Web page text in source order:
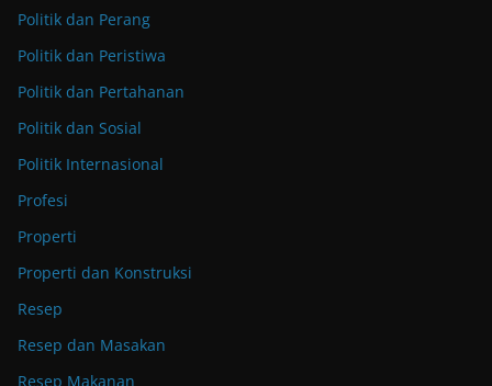
Politik dan Perang
Politik dan Peristiwa
Politik dan Pertahanan
Politik dan Sosial
Politik Internasional
Profesi
Properti
Properti dan Konstruksi
Resep
Resep dan Masakan
Resep Makanan